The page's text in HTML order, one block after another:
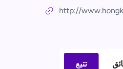
http://
تتبع